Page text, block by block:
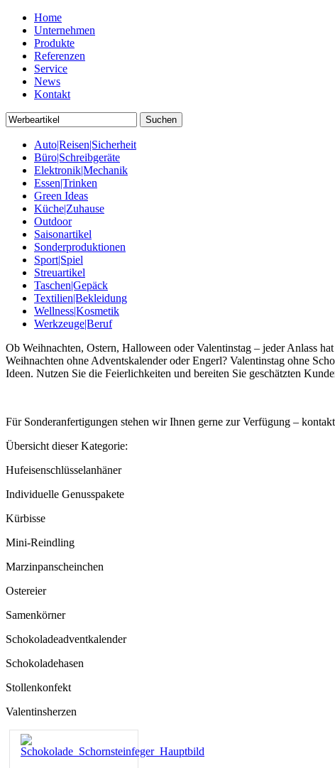
Home
Unternehmen
Produkte
Referenzen
Service
News
Kontakt
Auto|Reisen|Sicherheit
Büro|Schreibgeräte
Elektronik|Mechanik
Essen|Trinken
Green Ideas
Küche|Zuhause
Outdoor
Saisonartikel
Sonderproduktionen
Sport|Spiel
Streuartikel
Taschen|Gepäck
Textilien|Bekleidung
Wellness|Kosmetik
Werkzeuge|Beruf
Ob Weihnachten, Ostern, Halloween oder Valentinstag – jeder Anlass hat
Weihnachten ohne AdventskalenderoderEngerl? Valentinstag ohne
Ideen. Nutzen Sie die Feierlichkeiten und bereiten Sie geschätzten
Für Sonderanfertigungen stehen wir Ihnen gerne zur Verfügung –
Übersicht dieser Kategorie:
Hufeisenschlüsselanhäner
Individuelle Genusspakete
Kürbisse
Mini-Reindling
Marzinpanscheinchen
Ostereier
Samenkörner
Schokoladeadventkalender
Schokoladehasen
Stollenkonfekt
Valentinsherzen